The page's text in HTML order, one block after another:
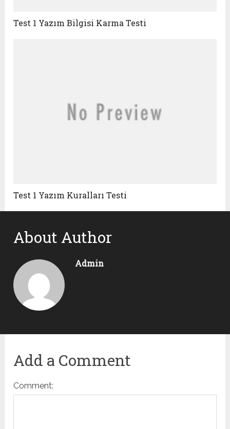
Test 1 Yazım Bilgisi Karma Testi
Test 1 Yazım Kuralları Testi
About Author
Admin
Add a Comment
Comment: